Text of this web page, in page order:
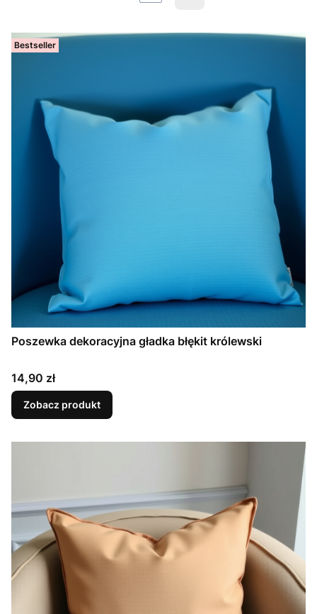
Bestseller
Poszewka dekoracyjna gładka błękit królewski
Cena
14,90 zł
Zobacz produkt